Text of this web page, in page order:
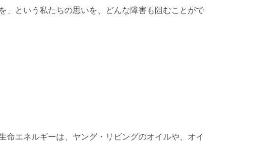
」という私たちの思いを、どんな障害も阻むことがで
エネルギーは、ヤング・リビングのオイルや、オイ